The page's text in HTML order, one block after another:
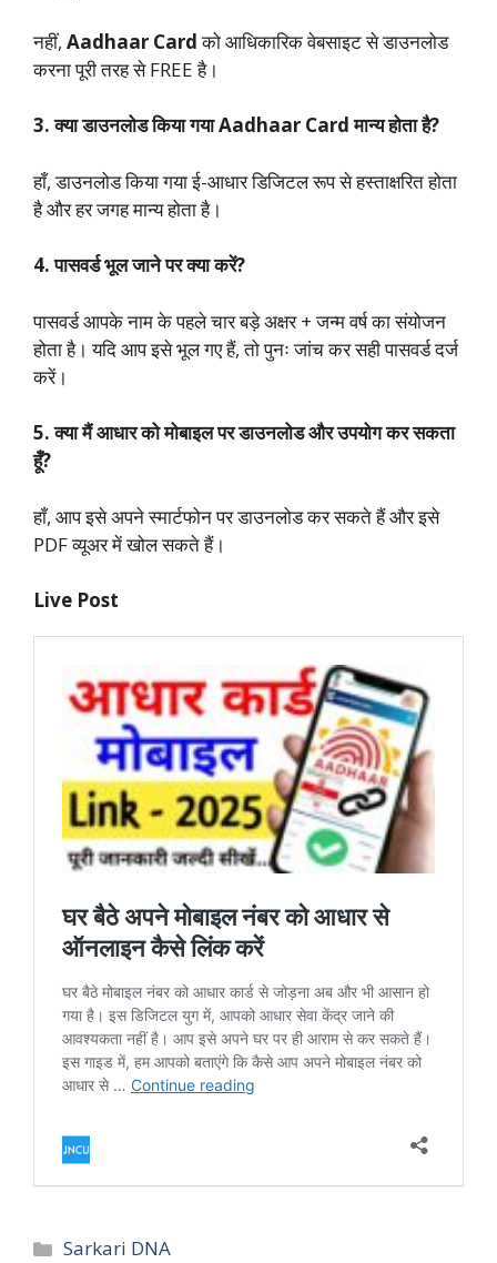
नहीं, Aadhaar Cardको आधिकारिक वेबसाइट से डाउनलोड
करना पूरी तरह से FREE है।
3. क्या डाउनलोड किया गया Aadhaar Card मान्य होता है?
हाँ, डाउनलोड किया गया ई-आधार डिजिटल रूप से हस्ताक्षरित होता
है और हर जगह मान्य होता है।
4. पासवर्ड भूल जाने पर क्या करें?
पासवर्ड आपके नाम के पहले चार बड़े अक्षर + जन्म वर्ष का संयोजन
होता है। यदि आप इसे भूल गए हैं, तो पुनः जांच कर सही पासवर्ड दर्ज
करें।
5. क्या मैं आधार को मोबाइल पर डाउनलोड और उपयोग कर सकता
हूँ?
हाँ, आप इसे अपने स्मार्टफोन पर डाउनलोड कर सकते हैं और इसे
PDF व्यूअर में खोल सकते हैं।
Live Post
Categories
Sarkari DNA